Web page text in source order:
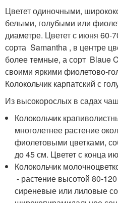
Цветет одиночными,
белыми, голубыми или
диаметре. Цветет с июня 60-
сорта Samantha , в центре
более темные, а сорт Blaue
своими яркими фиолетово-
Колокольчик карпатский с
Из высокорослых в садах
Колокольчик
многолетнее растение
фиолетовыми цветками,
до 45 см. Цветет с конца
Колокольчик
- растение высотой 80-
сиреневые или лиловые